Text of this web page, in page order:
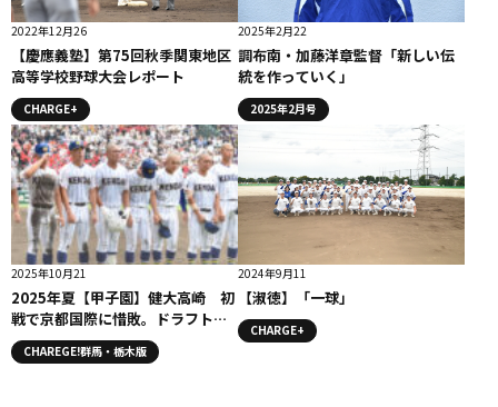
2022年12月26
【慶應義塾】第75回秋季関東地区
高等学校野球大会レポート
CHARGE+
2025年2月22
調布南・加藤洋章監督「新しい伝
統を作っていく」
2025年2月号
2025年10月21
2025年夏【甲子園】健大高崎 初
戦で京都国際に惜敗。ドラフト候
補・石垣元気がリリーフ好投も３
対６で無念の敗戦
CHAREGE!群馬・栃木版
2024年9月11
【淑徳】「一球」
CHARGE+